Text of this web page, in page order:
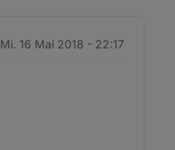
Mi. 16 Mai 2018 - 22:17